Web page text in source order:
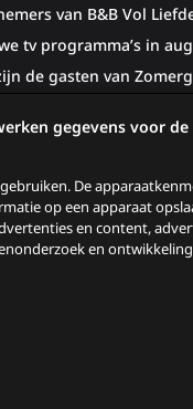
van B&B Vol
tv programma’s in
de gasten van
gegevens voor
De
op een apparaat
en content,
en